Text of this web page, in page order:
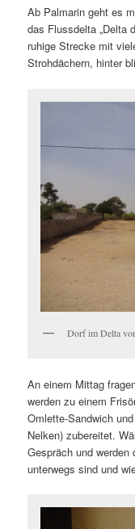
Ab Palmarin geht es
das Flussdelta „Delta
ruhige Strecke mit
Strohdächern, hinter
Dorf im Delta
An einem Mittag
werden zu einem
Omlette-Sandwich
Nelken) zubereitet.
Gespräch und
unterwegs sind und